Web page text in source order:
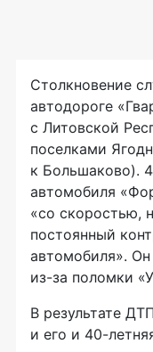
Столкновение
автодороге
с Литовской
поселками
к Большаково).
автомобиля
«со скоростью,
постоянный
автомобиля».
из-за поломки
В результате
и его и 40-